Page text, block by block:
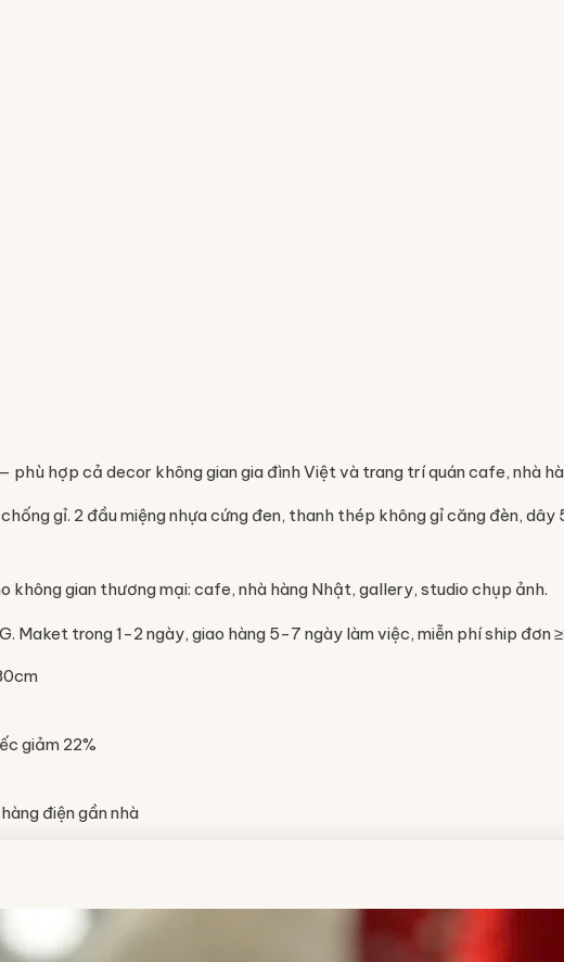
— phù hợp cả decor không gian gia đình Việt và trang trí quán cafe, nhà
gỉ. 2 đầu miệng nhựa cứng đen, thanh thép không gỉ căng đèn,
gian thương mại: cafe, nhà hàng Nhật, gallery, studio chụp ảnh.
trong 1-2 ngày, giao hàng 5-7 ngày làm việc, miễn phí ship đơn
giảm 22%
điện gần nhà